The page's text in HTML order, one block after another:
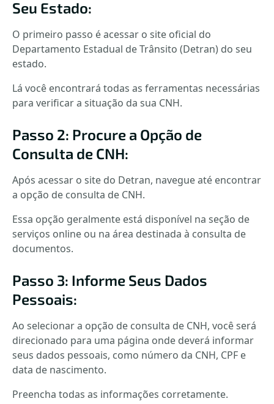
Seu Estado:
O primeiro passo é acessar o site oficial do
Departamento Estadual de Trânsito (Detran) do seu
estado.
Lá você encontrará todas as ferramentas necessárias
para verificar a situação da sua CNH.
Passo 2: Procure a Opção de
Consulta de CNH:
Após acessar o site do Detran, navegue até encontrar
a opção de consulta de CNH.
Essa opção geralmente está disponível na seção de
serviços online ou na área destinada à consulta de
documentos.
Passo 3: Informe Seus Dados
Pessoais:
Ao selecionar a opção de consulta de CNH, você será
direcionado para uma página onde deverá informar
seus dados pessoais, como número da CNH, CPF e
data de nascimento.
Preencha todas as informações corretamente.